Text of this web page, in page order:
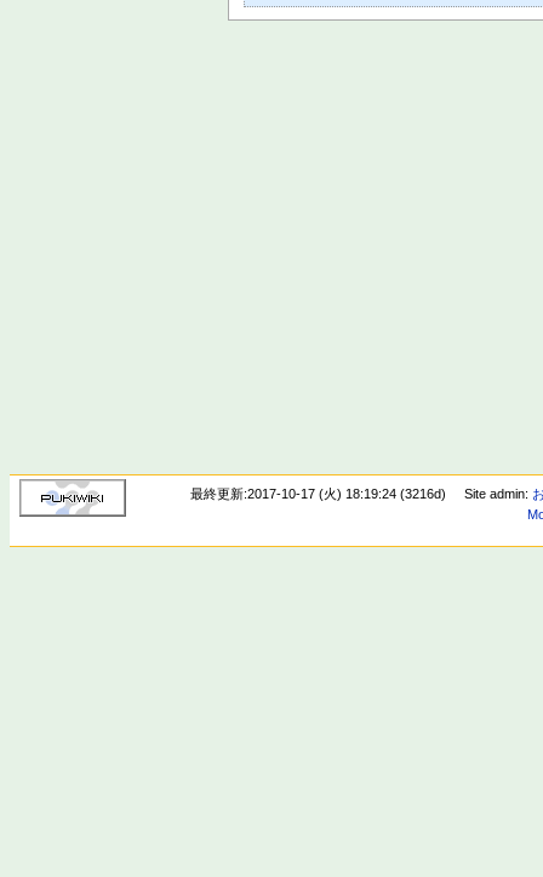
最終更新:2017-10-17 (火) 18:19:24 (3216d) Site admin: